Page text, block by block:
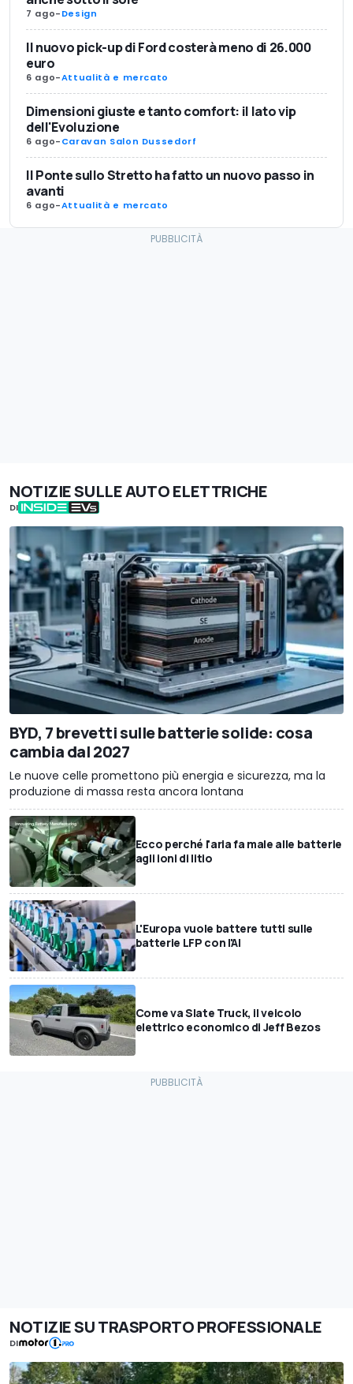
7 ago-Design
Il nuovo pick-up di Ford costerà meno di 26.000
euro
6 ago-Attualità e mercato
Dimensioni giuste e tanto comfort: il lato vip
dell'Evoluzione
6 ago-Caravan Salon Dussedorf
Il Ponte sullo Stretto ha fatto un nuovo passo in
avanti
6 ago-Attualità e mercato
NOTIZIE SULLE AUTO ELETTRICHE
DI
BYD, 7 brevetti sulle batterie solide: cosa
cambia dal 2027
Le nuove celle promettono più energia e sicurezza, ma la
produzione di massa resta ancora lontana
Ecco perché l'aria fa male alle batterie
agli ioni di litio
L'Europa vuole battere tutti sulle
batterie LFP con l'AI
Come va Slate Truck, il veicolo
elettrico economico di Jeff Bezos
NOTIZIE SU TRASPORTO PROFESSIONALE
DI